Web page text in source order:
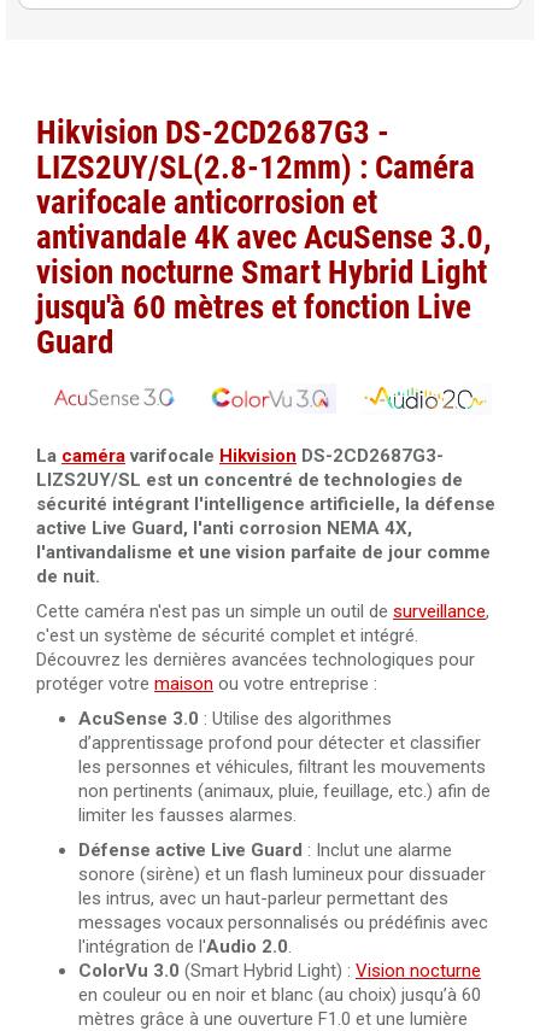
Carte MicroSD Western Digital Purple 512GB spéciale
cuivre
Câble RJ45 droit Cat.6 blindé F/UTP 40 mètres 100%
cuivre
Câble RJ45 droit Cat.6 blindé F/UTP 50 mètres 100%
cuivre
Câble RJ45 Cat.6 UTP 305 mètres LSZH Dahua PFM923I-
6UN-C
Hikvision DS-2CD2687G3 -
LIZS2UY/SL(2.8-12mm) : Caméra
varifocale anticorrosion et
antivandale 4K avec AcuSense 3.0,
vision nocturne Smart Hybrid Light
jusqu'à 60 mètres et fonction Live
Guard
La caméravarifocale Hikvision DS-2CD2687G3-
LIZS2UY/SL est un concentré de technologies de
sécurité intégrant l'intelligence artificielle, la défense
active Live Guard, l'anti corrosion NEMA 4X,
l'antivandalisme et une vision parfaite de jour comme
de nuit.
Cette caméra n'est pas un simple un outil de surveillance,
c'est un système de sécurité complet et intégré.
Découvrez les dernières avancées technologiques pour
protéger votre maison ou votre entreprise :
AcuSense 3.0 : Utilise des algorithmes
d’apprentissage profond pour détecter et classifier
les personnes et véhicules, filtrant les mouvements
non pertinents (animaux, pluie, feuillage, etc.) afin de
limiter les fausses alarmes.
Défense active Live Guard : Inclut une alarme
sonore (sirène) et un flash lumineux pour dissuader
les intrus, avec un haut-parleur permettant des
messages vocaux personnalisés ou prédéfinis avec
l'intégration de l'Audio 2.0.
ColorVu 3.0 (Smart Hybrid Light) : Vision nocturne
en couleur ou en noir et blanc (au choix) jusqu’à 60
mètres grâce à une ouverture F1.0 et une lumière